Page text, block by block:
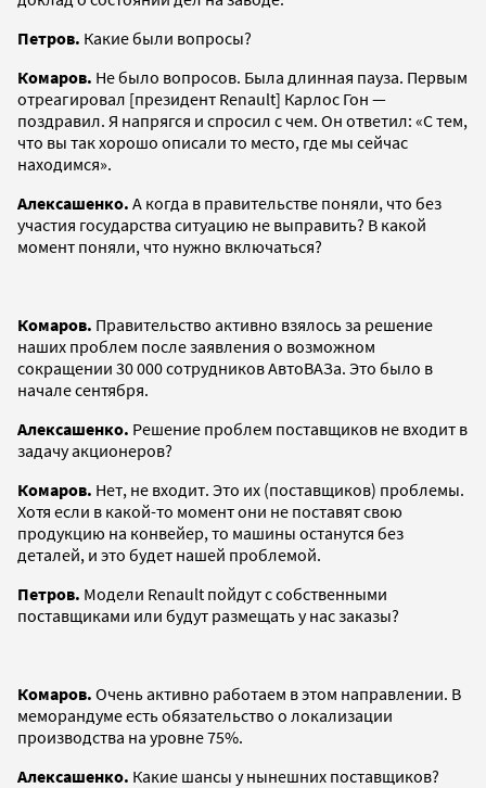
Петров. Какие были вопросы?
Комаров. Не было вопросов. Была длинная пауза. Первым
отреагировал [президент Renault] Карлос Гон —
поздравил. Я напрягся и спросил с чем. Он ответил: «С тем,
что вы так хорошо описали то место, где мы сейчас
находимся».
Алексашенко. А когда в правительстве поняли, что без
участия государства ситуацию не выправить? В какой
момент поняли, что нужно включаться?
Комаров. Правительство активно взялось за решение
наших проблем после заявления о возможном
сокращении 30 000 сотрудников АвтоВАЗа. Это было в
начале сентября.
Алексашенко. Решение проблем поставщиков не входит в
задачу акционеров?
Комаров. Нет, не входит. Это их (поставщиков) проблемы.
Хотя если в какой-то момент они не поставят свою
продукцию на конвейер, то машины останутся без
деталей, и это будет нашей проблемой.
Петров. Модели Renault пойдут с собственными
поставщиками или будут размещать у нас заказы?
Комаров. Очень активно работаем в этом направлении. В
меморандуме есть обязательство о локализации
производства на уровне 75%.
Алексашенко. Какие шансы у нынешних поставщиков?